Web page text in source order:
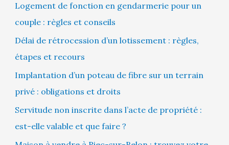
Logement de fonction en gendarmerie pour un
couple : règles et conseils
Délai de rétrocession d’un lotissement : règles,
étapes et recours
Implantation d’un poteau de fibre sur un terrain
privé : obligations et droits
Servitude non inscrite dans l’acte de propriété :
est-elle valable et que faire ?